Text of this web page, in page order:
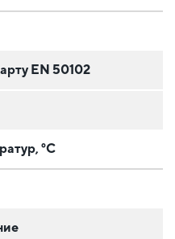
EN 50102
°C